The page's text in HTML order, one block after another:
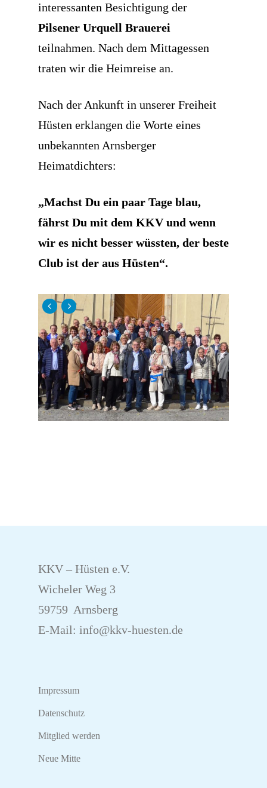
interessanten Besichtigung der
Pilsener Urquell Brauerei
teilnahmen. Nach dem Mittagessen
traten wir die Heimreise an.
Nach der Ankunft in unserer Freiheit
Hüsten erklangen die Worte eines
unbekannten Arnsberger
Heimatdichters:
„Machst Du ein paar Tage blau,
fährst Du mit dem KKVund wenn
wir es nicht besser wüssten, der beste
Club ist der aus Hüsten“.
KKV – Hüsten e.V.
Wicheler Weg 3
59759 Arnsberg
E-Mail: info@kkv-huesten.de
Impressum
Datenschutz
Mitglied werden
Neue Mitte